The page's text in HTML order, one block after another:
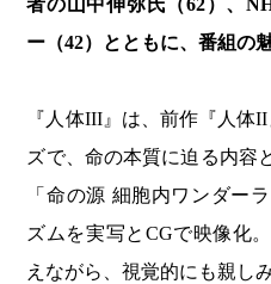
者の山中伸弥氏（62）、
ー（42）とともに、番組の
『人体III』は、前作『人体
ズで、命の本質に迫る内容
「命の源 細胞内ワンダー
ズムを実写とCGで映像化
えながら、視覚的にも親し